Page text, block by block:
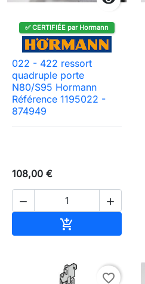
✅ CERTIFIÉE par Hormann
022 - 422 ressort
quadruple porte
N80/S95 Hormann
Référence 1195022 -
874949
108,00 €
 

favorite_border